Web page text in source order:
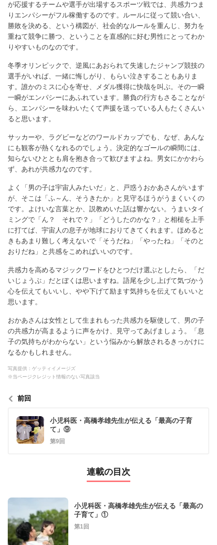
が応援するチームや選手が出場するスポーツ戦では、共感力つま
りエンパシーがフル稼働するのです。ルールに従って競い合い、
勝敗を決める、という構図が、社会的なルールを重んじ、努力を
重ねて競争に勝つ、ということを直感的に好む男性にとってわか
りやすいものなのです。
冬季オリンピックで、逆風にあおられて失速したジャンプ競技の
選手がいれば、一緒に悔しがり、もらい泣きすることもありま
す。誰かのミスに心を寄せ、メダル獲得に快哉を叫ぶ。その一瞬
一瞬がエンパシーにあふれています。勝負の行方もさることなが
ら、エンパシーを味わいたくて声援を送っている人もたくさんい
ると思います。
サッカーや、ラグビーなどのワールドカップでも、なぜ、あんな
にも観客が熱くなれるのでしょう。決定的なゴールの瞬間には、
知らないひととも肩を抱き合って歓びますよね。男女にかかわら
ず、あれが共感力なのです。
よく「男の子は宇宙人みたいだ」と、戸惑うおかあさんがいます
が、そこは「ふ～ん、そうきたか」と見守るほうがうまくいくの
です。よけいな言葉とか、説教めいた話は響かない。うまいタイ
ミングで「ん？ それで？」「どうしたのかな？」と相槌を上手
に打てば、宇宙人の息子が地球におりてきてくれます。ほめると
きもあまり難しく考えないで「そうだね」「やったね」「そのと
おりだね」と共感をこめればいいのです。
共感力を高めるマジックワードをひとつだけ選ぶとしたら、「だ
いじょうぶ」だとぼくは思いますね。語尾を少し上げて気づかう
心を伝えてもいいし、やや下げて励ます気持ちを伝えてもいいと
思います。
おかあさんは女性として生まれもった共感力を駆使して、男の子
の共感力が高まるように声をかけ、見守ってあげましょう。「息
子の気持ちがわからない」という悩みから解放されるきっかけに
なるかもしれません。
写真提供：ゲッティイメージズ
※当ページクレジット情報のない写真該当
前回
小児科医・高橋孝雄先生が伝える「最高の子育
て」⑨
第9回
連載の目次
小児科医・高橋孝雄先生が伝える「最高の
子育て」①
第1回